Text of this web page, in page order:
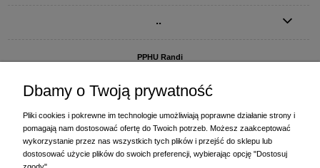
..
PPHU Randi
ul. Starogardzka 77 (wjazd od ul. Plażowej)
Dbamy o Twoją prywatność
Pliki cookies i pokrewne im technologie umożliwiają poprawne działanie strony i
pomagają nam dostosować ofertę do Twoich potrzeb. Możesz zaakceptować
wykorzystanie przez nas wszystkich tych plików i przejść do sklepu lub
dostosować użycie plików do swoich preferencji, wybierając opcję "Dostosuj